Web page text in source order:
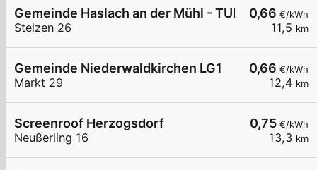
0,66 €/kWh
11,5 km
Gemeinde Haslach an der Mühl - TUK
Stelzen 26
0,66 €/kWh
12,4 km
Gemeinde Niederwaldkirchen LG1
Markt 29
0,75 €/kWh
13,3 km
Screenroof Herzogsdorf
Neußerling 16